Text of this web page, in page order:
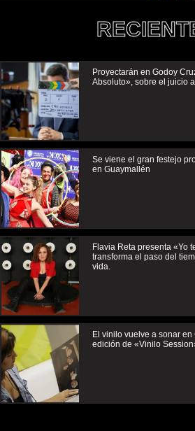
Proyectarán en Godoy
Absoluto», sobre el juicio
Se viene el gran festejo
en Guaymallén
Flavia Reta presenta «Yo
transforma el paso del
vida.
El vinilo vuelve a sonar
edición de «Vinilo